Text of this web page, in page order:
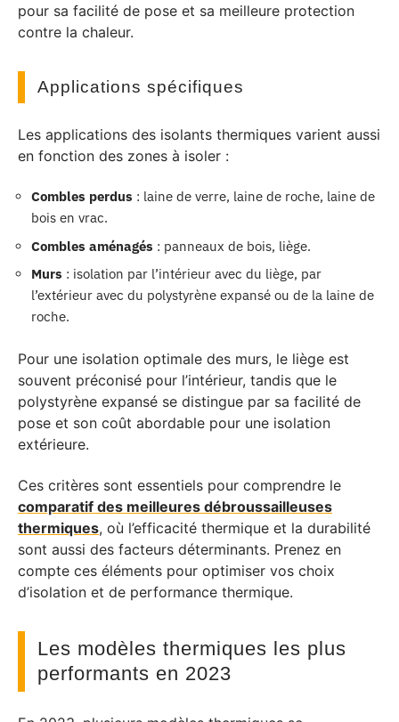
pour sa facilité de pose et sa meilleure protection
contre la chaleur.
Applications spécifiques
Les applications des isolants thermiques varient aussi
en fonction des zones à isoler :
Combles perdus : laine de verre, laine de roche, laine de
bois en vrac.
Combles aménagés : panneaux de bois, liège.
Murs : isolation par l’intérieur avec du liège, par
l’extérieur avec du polystyrène expansé ou de la laine de
roche.
Pour une isolation optimale des murs, le liège est
souvent préconisé pour l’intérieur, tandis que le
polystyrène expansé se distingue par sa facilité de
pose et son coût abordable pour une isolation
extérieure.
Ces critères sont essentiels pour comprendre le
comparatif des meilleures débroussailleuses
thermiques, où l’efficacité thermique et la durabilité
sont aussi des facteurs déterminants. Prenez en
compte ces éléments pour optimiser vos choix
d’isolation et de performance thermique.
Les modèles thermiques les plus
performants en 2023